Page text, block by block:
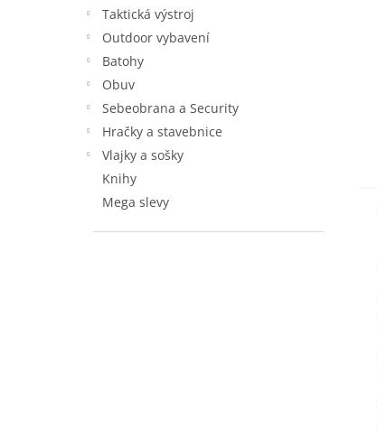
Taktická výstroj
Outdoor vybavení
Batohy
Obuv
Sebeobrana a Security
Hračky a stavebnice
Vlajky a sošky
Knihy
Mega slevy